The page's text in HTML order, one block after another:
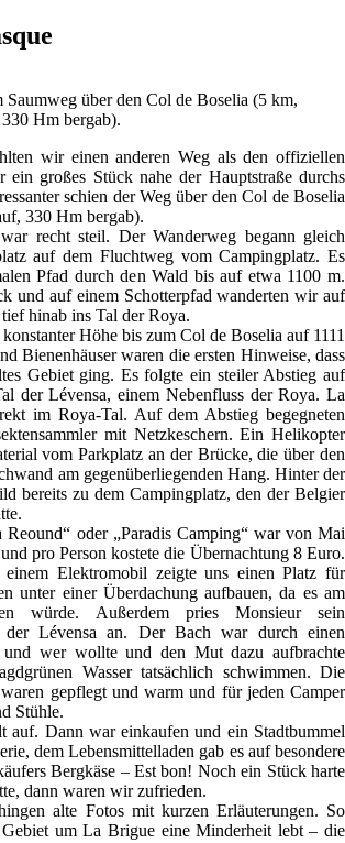
Saumweg über den Col de Boselia (5 km,
Hm bergab).
wir einen anderen Weg als den offiziellen
ein großes Stück nahe der Hauptstraße durchs
schien der Weg über den Col de Boselia
330 Hm bergab).
recht steil. Der Wanderweg begann gleich
auf dem Fluchtweg vom Campingplatz. Es
Pfad durch den Wald bis auf etwa 1100 m.
und auf einem Schotterpfad wanderten wir auf
hinab ins Tal der Roya.
Höhe bis zum Col de Boselia auf 1111
Bienenhäuser waren die ersten Hinweise, dass
Gebiet ging. Es folgte ein steiler Abstieg auf
der Lévensa, einem Nebenfluss der Roya. La
im Roya-Tal. Auf dem Abstieg begegneten
mit Netzkeschern. Ein Helikopter
vom Parkplatz an der Brücke, die über den
am gegenüberliegenden Hang. Hinter der
bereits zu dem Campingplatz, den der Belgier
Reound“ oder „Paradis Camping“ war von Mai
pro Person kostete die Übernachtung 8 Euro.
Elektromobil zeigte uns einen Platz für
unter einer Überdachung aufbauen, da es am
würde. Außerdem pries Monsieur sein
der Lévensa an. Der Bach war durch einen
und wer wollte und den Mut dazu aufbrachte
Wasser tatsächlich schwimmen. Die
gepflegt und warm und für jeden Camper
Stühle.
auf. Dann war einkaufen und ein Stadtbummel
dem Lebensmittelladen gab es auf besondere
Bergkäse – Est bon! Noch ein Stück harte
dann waren wir zufrieden.
alte Fotos mit kurzen Erläuterungen. So
um La Brigue eine Minderheit lebt – die